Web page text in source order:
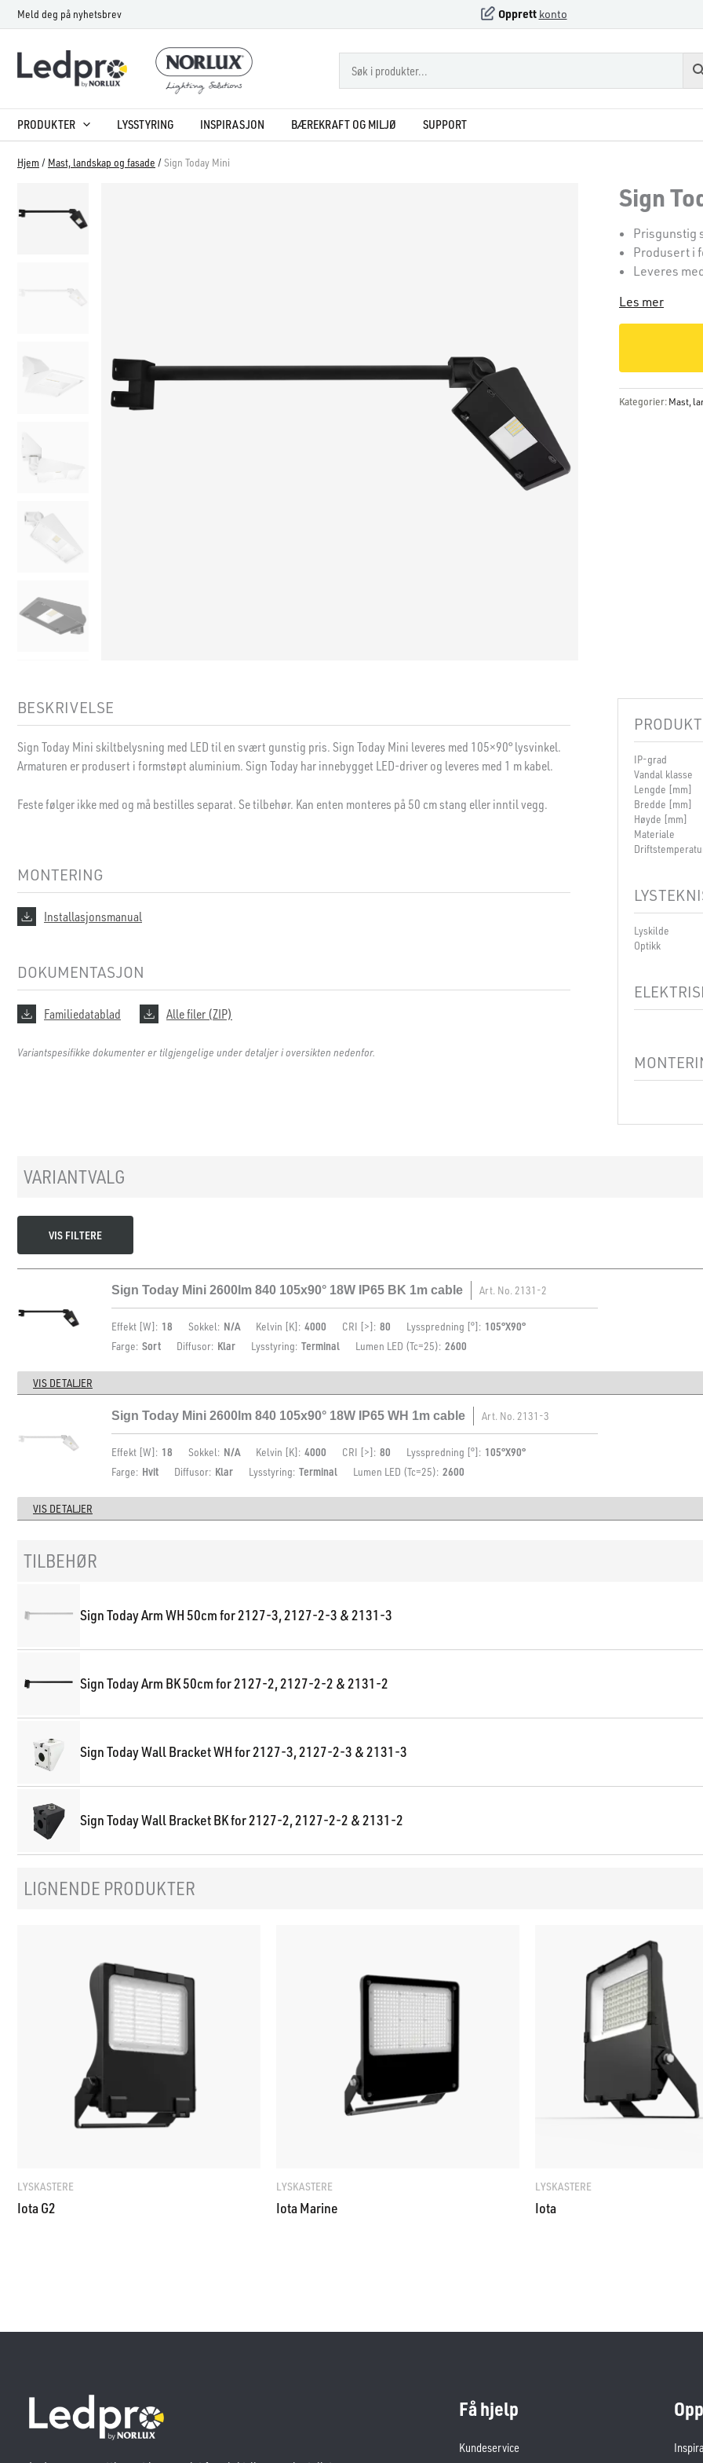
Hopp
rett
innholdet
Meld deg på nyhetsbrev Opprett konto
PRODUKTER LYSSTYRING INSPIRASJON BÆREKRAFT OG MILJØ SUPPORT
Hjem / Mast, landskap og fasade /Sign Today Mini
Sign
Prisgunstig
Produsert i
Leveres
Les mer
Kategorier: Mast,
BESKRIVELSE
Sign Today Mini skiltbelysning med LED til en svært gunstig pris. Sign Today Mini leveres med 105×90° lysvinkel.
Armaturen er produsert i formstøpt aluminium. Sign Today har innebygget LED-driver og leveres med 1 m kabel.
Feste følger ikke med og må bestilles separat. Se tilbehør. Kan enten monteres på 50 cm stang eller inntil vegg.
MONTERING
Installasjonsmanual
DOKUMENTASJON
Familiedatablad Alle filer (ZIP)
Variantspesifikke dokumenter er tilgjengelige under detaljer i oversikten nedenfor.
PRODUKT
IP-grad
Vandal klasse
Lengde [mm]
Bredde [mm]
Høyde [mm]
Materiale
Lyskilde
Optikk
Isolasjonsklasse
Sokkel
VARIANTVALG
VIS FILTERE
Sign Today Mini 2600lm 840 105x90° 18W IP65 BK 1m cable Art. No. 2131-2
Effekt [W]: 18 Sokkel: N/A Kelvin [K]: 4000 CRI [>]: 80 Lysspredning [°]: 105°X90°
Farge: Sort Diffusor: Klar Lysstyring: Terminal Lumen LED (Tc=25): 2600
VIS DETALJER
Sign Today Mini 2600lm 840 105x90° 18W IP65 WH 1m cable Art. No. 2131-3
Effekt [W]: 18 Sokkel: N/A Kelvin [K]: 4000 CRI [>]: 80 Lysspredning [°]: 105°X90°
Farge: Hvit Diffusor: Klar Lysstyring: Terminal Lumen LED (Tc=25): 2600
VIS DETALJER
TILBEHØR
Sign Today Arm WH 50cm for 2127-3, 2127-2-3 & 2131-3
Sign Today Arm BK 50cm for 2127-2, 2127-2-2 & 2131-2
Sign Today Wall Bracket WH for 2127-3, 2127-2-3 & 2131-3
Sign Today Wall Bracket BK for 2127-2, 2127-2-2 & 2131-2
LIGNENDE PRODUKTER
LYSKASTERE
Iota G2
LYSKASTERE
Iota Marine
LYSKASTERE
Iota
Få hjelp
Kundeservice